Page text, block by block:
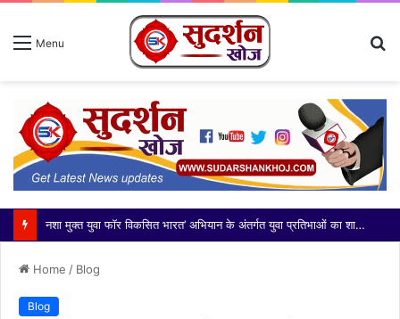
Menu
आज भारतीय किसान यूनियन मंच की कोर कमेटी ने दादरी तहसील के नवनियुक्त उपजिलाधिकारी (एसडीएम) श्री अभिनेंद्र सिंह जी का
Home / Blog
Blog